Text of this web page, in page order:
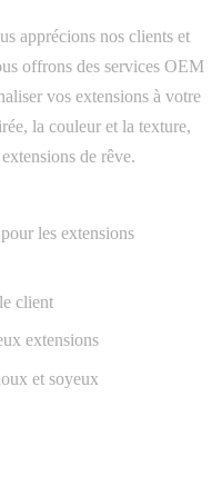
apprécions nos clients et
offrons des services OEM
vos extensions à votre
la couleur et la texture,
de rêve.
les extensions
client
extensions
et soyeux